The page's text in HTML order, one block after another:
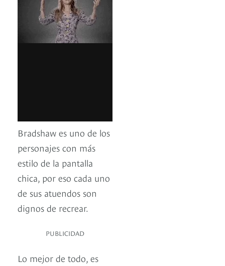
Bradshaw es uno de los
personajes con más
estilo de la pantalla
chica, por eso cada uno
de sus atuendos son
dignos de recrear.
PUBLICIDAD
Lo mejor de todo, es